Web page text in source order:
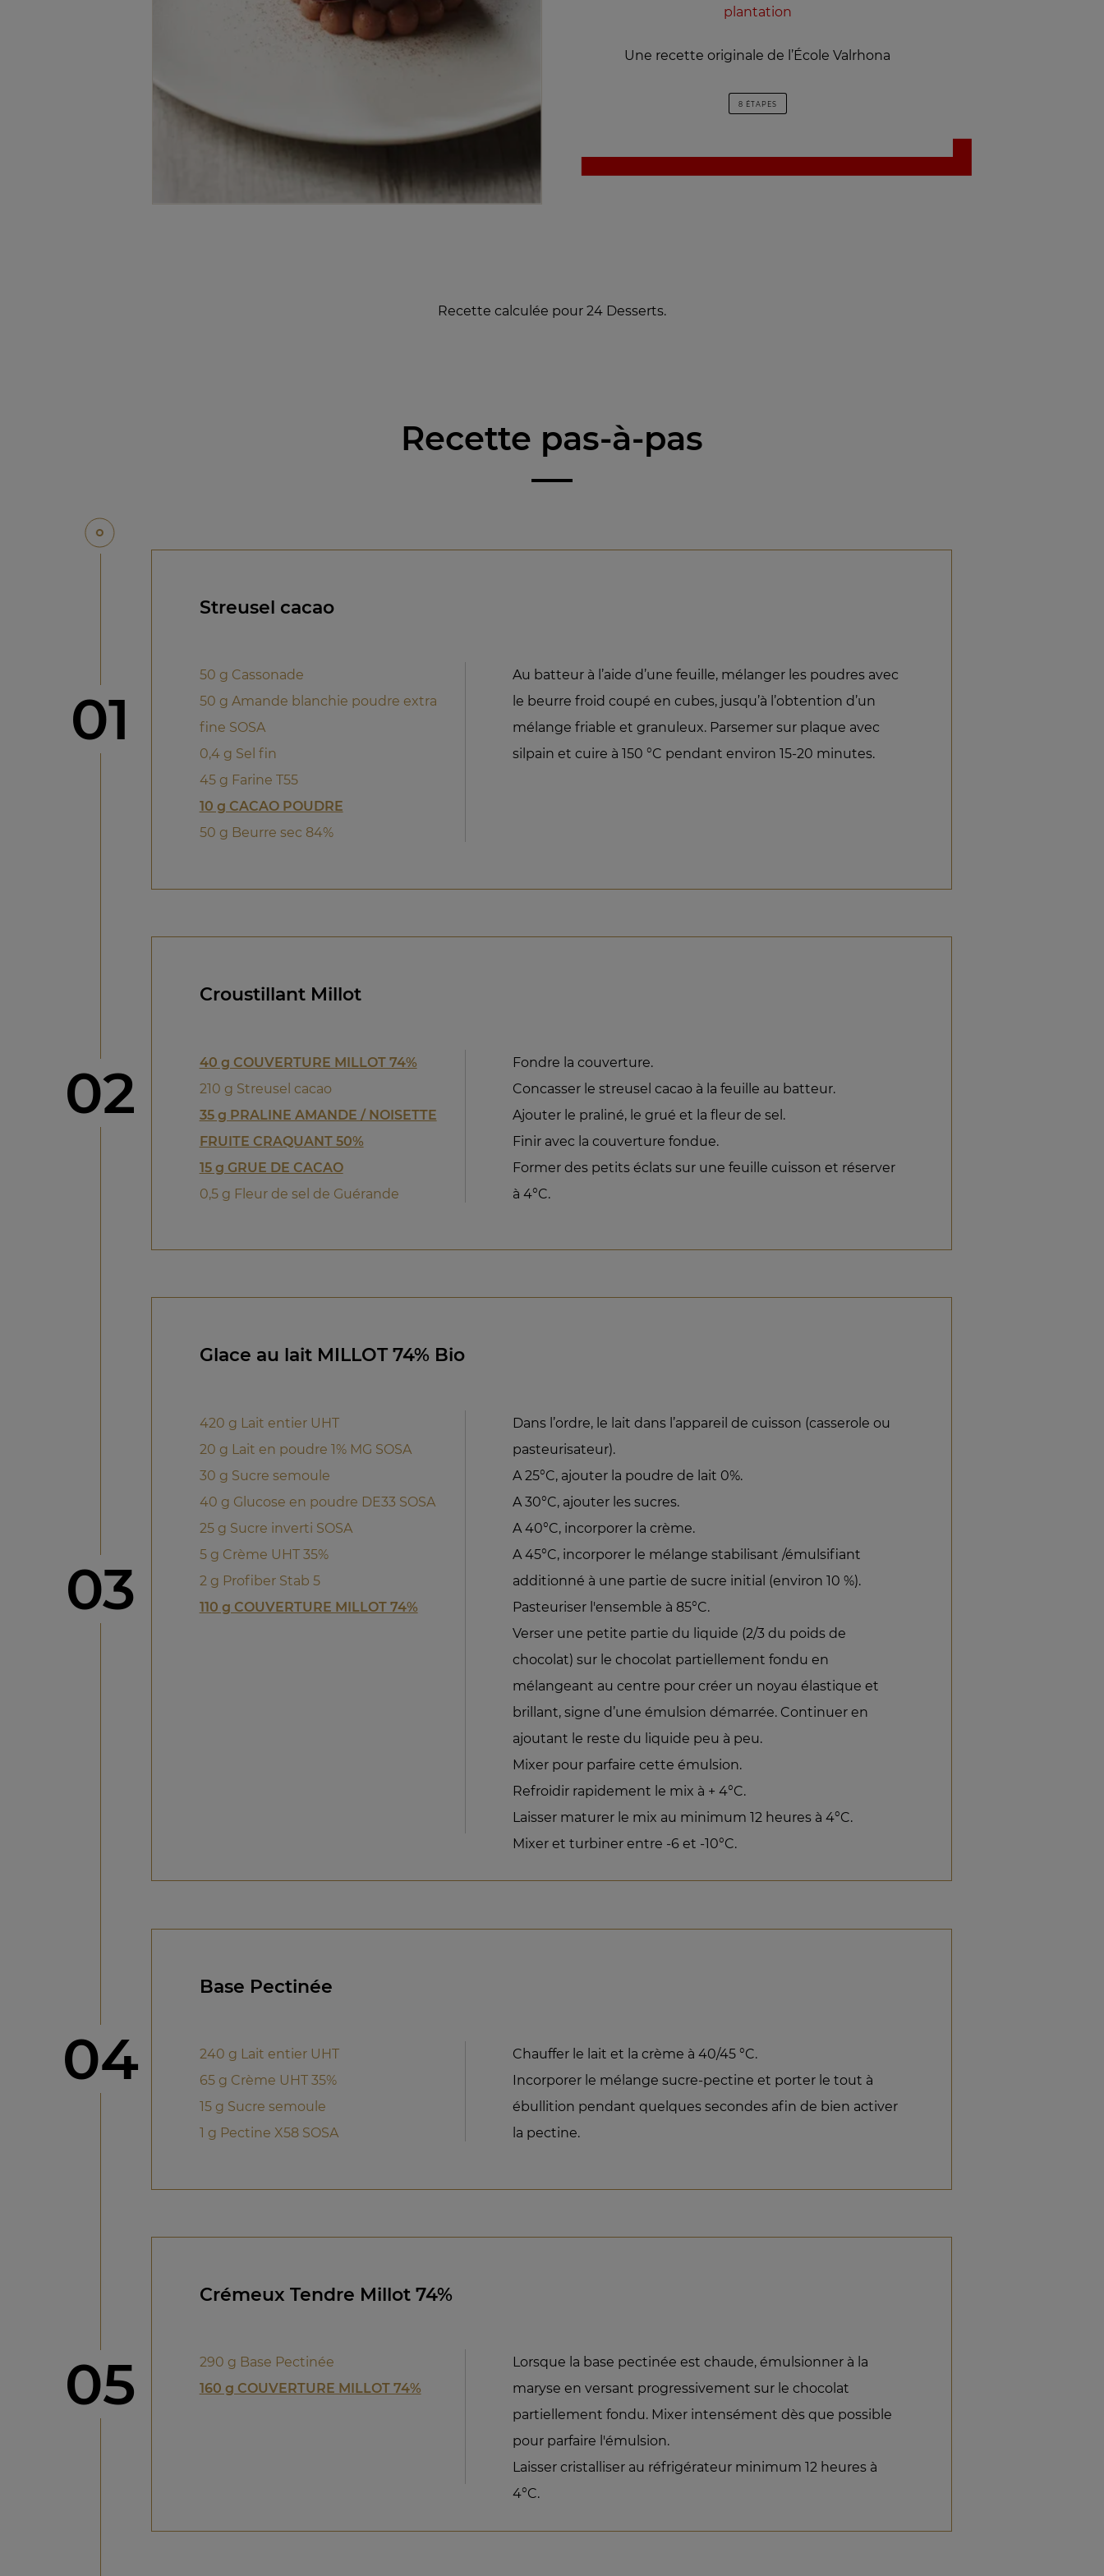
plantation
Une recette originale de l’École Valrhona
8 ÉTAPES
Recette calculée pour 24 Desserts.
Recette pas-à-pas
étape
01
Streusel cacao
50 g Cassonade
50 g Amande blanchie poudre extra
fine SOSA
0,4 g Sel fin
45 g Farine T55
10 g CACAO POUDRE
50 g Beurre sec 84%
Au batteur à l’aide d’une feuille, mélanger les poudres avec
le beurre froid coupé en cubes, jusqu’à l’obtention d’un
mélange friable et granuleux. Parsemer sur plaque avec
silpain et cuire à 150 °C pendant environ 15-20 minutes.
étape
02
Croustillant Millot
40 g COUVERTURE MILLOT 74%
210 g Streusel cacao
35 g PRALINE AMANDE / NOISETTE
FRUITE CRAQUANT 50%
15 g GRUE DE CACAO
0,5 g Fleur de sel de Guérande
Fondre la couverture.
Concasser le streusel cacao à la feuille au batteur.
Ajouter le praliné, le grué et la fleur de sel.
Finir avec la couverture fondue.
Former des petits éclats sur une feuille cuisson et réserver
à 4°C.
étape
03
Glace au lait MILLOT 74% Bio
420 g Lait entier UHT
20 g Lait en poudre 1% MG SOSA
30 g Sucre semoule
40 g Glucose en poudre DE33 SOSA
25 g Sucre inverti SOSA
5 g Crème UHT 35%
2 g Profiber Stab 5
110 g COUVERTURE MILLOT 74%
Dans l’ordre, le lait dans l’appareil de cuisson (casserole ou
pasteurisateur).
A 25°C, ajouter la poudre de lait 0%.
A 30°C, ajouter les sucres.
A 40°C, incorporer la crème.
A 45°C, incorporer le mélange stabilisant /émulsifiant
additionné à une partie de sucre initial (environ 10 %).
Pasteuriser l'ensemble à 85°C.
Verser une petite partie du liquide (2/3 du poids de
chocolat) sur le chocolat partiellement fondu en
mélangeant au centre pour créer un noyau élastique et
brillant, signe d’une émulsion démarrée. Continuer en
ajoutant le reste du liquide peu à peu.
Mixer pour parfaire cette émulsion.
Refroidir rapidement le mix à + 4°C.
Laisser maturer le mix au minimum 12 heures à 4°C.
Mixer et turbiner entre -6 et -10°C.
étape
04
Base Pectinée
240 g Lait entier UHT
65 g Crème UHT 35%
15 g Sucre semoule
1 g Pectine X58 SOSA
Chauffer le lait et la crème à 40/45 °C.
Incorporer le mélange sucre-pectine et porter le tout à
ébullition pendant quelques secondes afin de bien activer
la pectine.
étape
05
Crémeux Tendre Millot 74%
290 g Base Pectinée
160 g COUVERTURE MILLOT 74%
Lorsque la base pectinée est chaude, émulsionner à la
maryse en versant progressivement sur le chocolat
partiellement fondu. Mixer intensément dès que possible
pour parfaire l'émulsion.
Laisser cristalliser au réfrigérateur minimum 12 heures à
4°C.